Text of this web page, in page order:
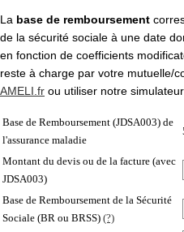
La base de remboursement
de la sécurité sociale à une date
en fonction de coefficients
reste à charge par votre mutuelle/
AMELI.fr ou utiliser notre
Base de Remboursement (JDSA003) de
l'assurance maladie
Montant du devis ou de la facture (avec
JDSA003)
Base de Remboursement de la Sécurité
Sociale (BR ou BRSS) (?)